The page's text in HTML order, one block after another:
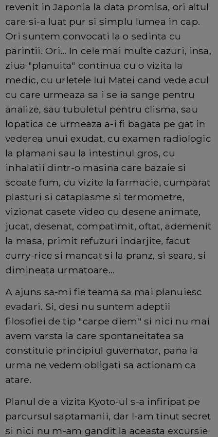
revenit in Japonia la data promisa, ori altul
care si-a luat pur si simplu lumea in cap.
Ori suntem convocati la o sedinta cu
parintii. Ori... In cele mai multe cazuri, insa,
ziua "planuita" continua cu o vizita la
medic, cu urletele lui Matei cand vede acul
cu care urmeaza sa i se ia sange pentru
analize, sau tubuletul pentru clisma, sau
lopatica ce urmeaza a-i fi bagata pe gat in
vederea unui exudat, cu examen radiologic
la plamani sau la intestinul gros, cu
inhalatii dintr-o masina care bazaie si
scoate fum, cu vizite la farmacie, cumparat
plasturi si cataplasme si termometre,
vizionat casete video cu desene animate,
jucat, desenat, compatimit, oftat, ademenit
la masa, primit refuzuri indarjite, facut
curry-rice si mancat si la pranz, si seara, si
dimineata urmatoare...
A ajuns sa-mi fie teama sa mai planuiesc
evadari. Si, desi nu suntem adeptii
filosofiei de tip "carpe diem" si nici nu mai
avem varsta la care spontaneitatea sa
constituie principiul guvernator, pana la
urma ne vedem obligati sa actionam ca
atare.
Planul de a vizita Kyoto-ul s-a infiripat pe
parcursul saptamanii, dar l-am tinut secret
si nici nu m-am gandit la aceasta excursie